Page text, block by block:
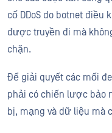
cố DDoS do botnet
được truyền đi mà
chặn.
Để giải quyết các mối
phải có chiến lược bảo
bị, mạng và dữ liệu mà